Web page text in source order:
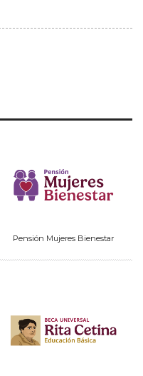
Pensión Mujeres Bienestar